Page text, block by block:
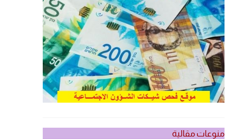
منوعات مقالية